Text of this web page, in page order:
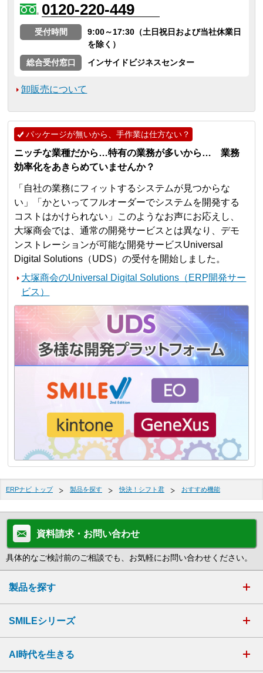
0120-220-449
受付時間
9:00～17:30（土日祝日および当社休業日
を除く）
総合受付窓口
インサイドビジネスセンター
卸販売について
パッケージが無いから、手作業は仕方ない？
ニッチな業種だから…特有の業務が多いから… 業務
効率化をあきらめていませんか？
「自社の業務にフィットするシステムが見つからな
い」「かといってフルオーダーでシステムを開発する
コストはかけられない」このようなお声にお応えし、
大塚商会では、通常の開発サービスとは異なり、デモ
ンストレーションが可能な開発サービスUniversal
Digital Solutions（UDS）の受付を開始しました。
大塚商会のUniversal Digital Solutions（ERP開発サー
ビス）
ERPナビ トップ 製品を探す 快決！シフト君 おすすめ機能
資料請求・お問い合わせ
具体的なご検討前のご相談でも、お気軽にお問い合わせください。
製品を探す
SMILEシリーズ
AI時代を生きる